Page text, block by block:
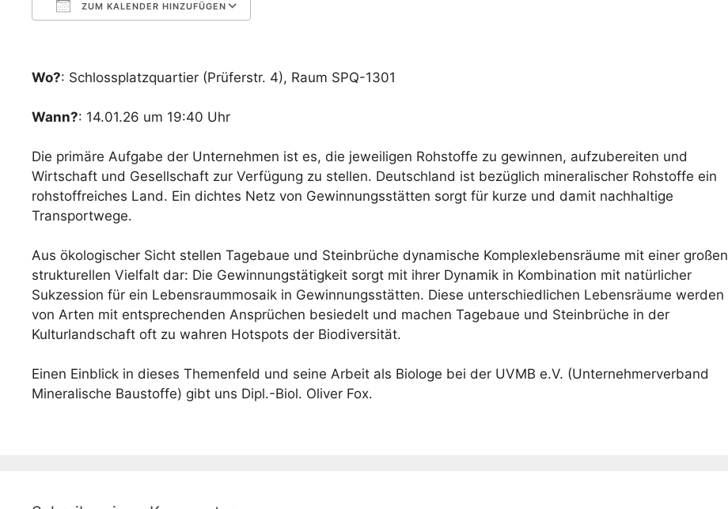
ZUM KALENDER HINZUFÜGEN
Wo?: Schlossplatzquartier (Prüferstr. 4), Raum SPQ-1301
Wann?: 14.01.26 um 19:40 Uhr
Die primäre Aufgabe der Unternehmen ist es, die jeweiligen Rohstoffe zu gewinnen, aufzubereiten und
Wirtschaft und Gesellschaft zur Verfügung zu stellen. Deutschland ist bezüglich mineralischer Rohstoffe ein
rohstoffreiches Land. Ein dichtes Netz von Gewinnungsstätten sorgt für kurze und damit nachhaltige
Transportwege.
Aus ökologischer Sicht stellen Tagebaue und Steinbrüche dynamische Komplexlebensräume mit einer großen
strukturellen Vielfalt dar: Die Gewinnungstätigkeit sorgt mit ihrer Dynamik in Kombination mit natürlicher
Sukzession für ein Lebensraummosaik in Gewinnungsstätten. Diese unterschiedlichen Lebensräume werden
von Arten mit entsprechenden Ansprüchen besiedelt und machen Tagebaue und Steinbrüche in der
Kulturlandschaft oft zu wahren Hotspots der Biodiversität.
Einen Einblick in dieses Themenfeld und seine Arbeit als Biologe bei der UVMB e.V. (Unternehmerverband
Mineralische Baustoffe) gibt uns Dipl.-Biol. Oliver Fox.